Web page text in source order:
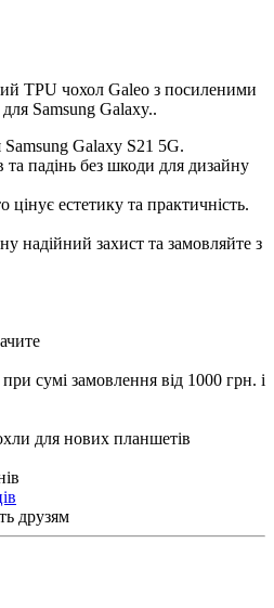
TPU чохол Galeo з посиленими
Samsung Galaxy..
Samsung Galaxy S21 5G.
та падінь без шкоди для дизайну
цінує естетику та практичність.
надійний захист та замовляйте з
сумі замовлення від 1000 грн. і
для нових планшетів
друзям